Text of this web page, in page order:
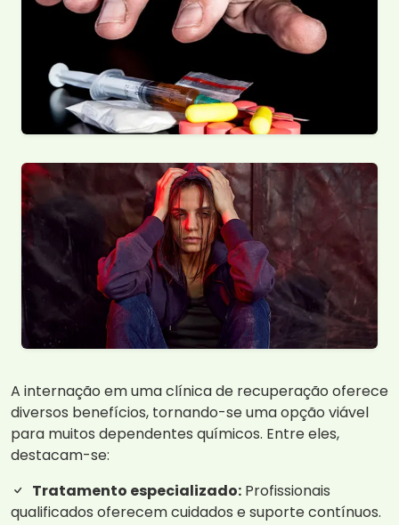
A internação em uma clínica de recuperação oferece
diversos benefícios, tornando-se uma opção viável
para muitos dependentes químicos. Entre eles,
destacam-se:
Tratamento especializado: Profissionais
qualificados oferecem cuidados e suporte contínuos.